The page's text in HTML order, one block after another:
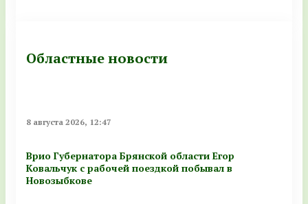
Областные новости
8 августа 2026, 12:47
Врио Губернатора Брянской области Егор
Ковальчук с рабочей поездкой побывал в
Новозыбкове